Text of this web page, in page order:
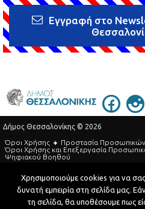
Εγγραφή στο
Δήμος Θεσσαλονίκης © 2026
Όροι Χρήσης
Προστασία
Όροι Xρήσης και Eπεξεργασία
Ψηφιακού Βοηθού
Τηλεφωνικός Κατάλογος
Developed by MyCompany
Χρησιμοποιούμε cookies για να
δυνατή εμπειρία στη σελίδα μας.
τη σελίδα, θα υποθέσουμε πως